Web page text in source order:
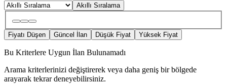
Akıllı Sıralama
Fiyatı Düşen Güncel İlan Düşük Fiyat Yüksek Fiyat
Bu Kriterlere Uygun İlan Bulunamadı
Arama kriterlerinizi değiştirerek veya daha geniş bir bölgede
arayarak tekrar deneyebilirsiniz.